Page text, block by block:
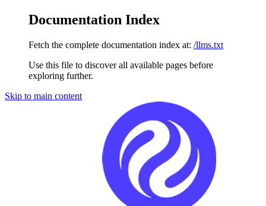
Documentation Index
Fetch the complete documentation index at: /llms.txt
Use this file to discover all available pages before
exploring further.
Skip to main content